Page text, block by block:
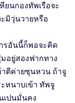
ยนกองทัพเรือจะ
มิวุ่นวายหรือ
รอันนี้ก็พอจะคิด
อยู่สองฟากทาง
าตีค่ายซุนหวน ถ้าจู
หนาบเข้า ทัพจู
เปนมั่นคง